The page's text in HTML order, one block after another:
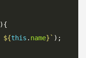
${this . name} ` );